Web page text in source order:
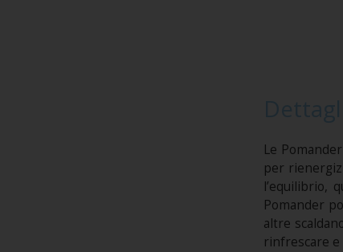
Le
per
l’equilibrio,
Pomander
altre
rinfrescare